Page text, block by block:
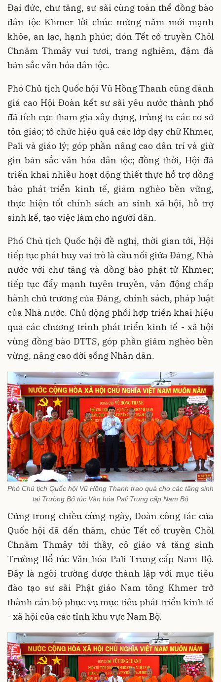
Đại đức, chư tăng, sư sãi cùng toàn thể đồng bào
dân tộc Khmer lời chúc mừng năm mới mạnh
khỏe, an lạc, hạnh phúc; đón Tết cổ truyền Chôl
Chnăm Thmây vui tươi, trang nghiêm, đậm đà
bản sắc văn hóa dân tộc.
Phó Chủ tịch Quốc hội Vũ Hồng Thanh cũng đánh
giá cao Hội Đoàn kết sư sãi yêu nước thành phố
đã tích cực tham gia xây dựng, trùng tu các cơ sở
tôn giáo; tổ chức hiệu quả các lớp dạy chữ Khmer,
Pali và giáo lý; góp phần nâng cao dân trí và giữ
gìn bản sắc văn hóa dân tộc; đồng thời, Hội đã
triển khai nhiều hoạt động thiết thực hỗ trợ đồng
bào phát triển kinh tế, giảm nghèo bền vững,
thực hiện tốt chính sách an sinh xã hội, hỗ trợ
sinh kế, tạo việc làm cho người dân.
Phó Chủ tịch Quốc hội đề nghị, thời gian tới, Hội
tiếp tục phát huy vai trò là cầu nối giữa Đảng, Nhà
nước với chư tăng và đồng bào phật tử Khmer;
tiếp tục đẩy mạnh tuyên truyền, vận động chấp
hành chủ trương của Đảng, chính sách, pháp luật
của Nhà nước. Chủ động phối hợp triển khai hiệu
quả các chương trình phát triển kinh tế - xã hội
vùng đồng bào DTTS, góp phần giảm nghèo bền
vững, nâng cao đời sống Nhân dân.
Phó Chủ tịch Quốc hội Vũ Hồng Thanh trao quà cho các tăng sinh
tại Trường Bổ túc Văn hóa Pali Trung cấp Nam Bộ
Cũng trong chiều cùng ngày, Đoàn công tác của
Quốc hội đã đến thăm, chúc Tết cổ truyền Chôl
Chnăm Thmây tới thầy, cô giáo và tăng sinh
Trường Bổ túc Văn hóa Pali Trung cấp Nam Bộ.
Đây là ngôi trường được thành lập với mục tiêu
đào tạo sư sãi Phật giáo Nam tông Khmer trở
thành cán bộ phục vụ mục tiêu phát triển kinh tế
- xã hội của các tỉnh khu vực Nam Bộ.